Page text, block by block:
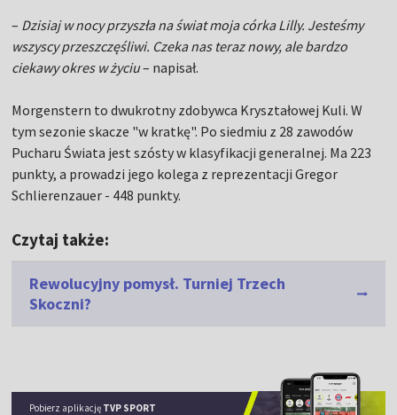
– Dzisiaj w nocy przyszła na świat moja córka Lilly. Jesteśmy
wszyscy przeszczęśliwi. Czeka nas teraz nowy, ale bardzo
ciekawy okres w życiu– napisał.
Morgenstern to dwukrotny zdobywca Kryształowej Kuli. W
tym sezonie skacze "w kratkę". Po siedmiu z 28 zawodów
Pucharu Świata jest szósty w klasyfikacji generalnej. Ma 223
punkty, a prowadzi jego kolega z reprezentacji Gregor
Schlierenzauer - 448 punkty.
Czytaj także:
Rewolucyjny pomysł. Turniej Trzech
Skoczni?
Pobierz aplikację TVP SPORT